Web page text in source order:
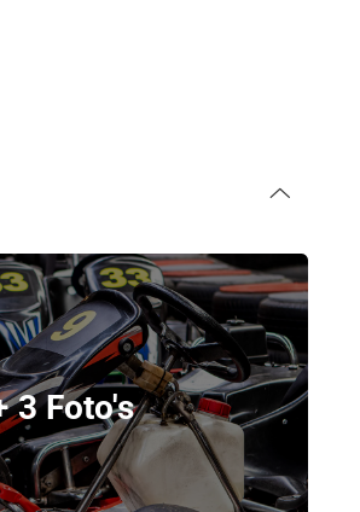
3 Foto's